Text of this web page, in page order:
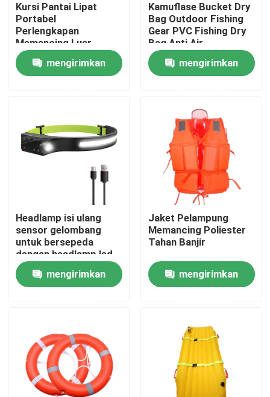
Rumah
Kontak
Seragam Kamuflase Militer
Armor Balistik Militer
Mantel Musim Dingin Militer
Ransel Taktis Militer
Kursi Pantai Lipat
Portabel
Perlengkapan
Memancing Luar
Ruangan Duduk Dan
Berbaringmengirimkan
Kamuflase Bucket Dry
Bag Outdoor Fishing
Gear PVC Fishing Dry
Bag Anti Air
mengirimkan
Headlamp isi ulang
sensor gelombang
untuk bersepeda
dengan headlamp led
USB yang dapat diisi
ulang mengirimkan
Jaket Pelampung
Memancing Poliester
Tahan Banjir
mengirimkan